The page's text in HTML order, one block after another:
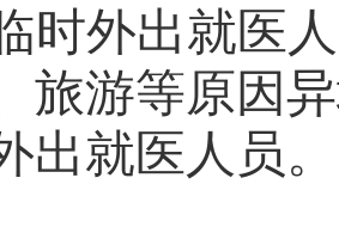
时外出就医
旅游等原因
出就医人员。